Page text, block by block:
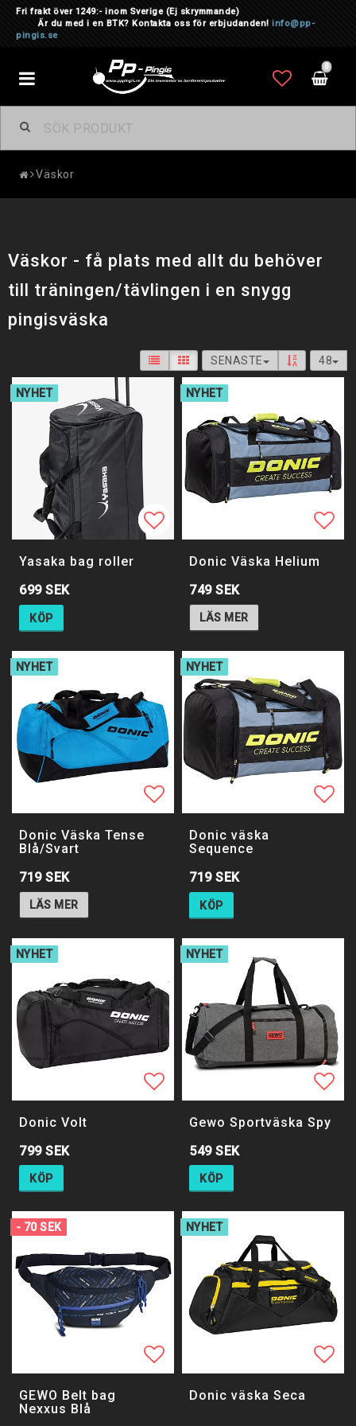
Fri frakt över 1249:- inom Sverige (Ej skrymmande)
Är du med i en BTK? Kontakta oss för erbjudanden! info@pp-
pingis.se
0
Toggle
navigation
Väskor
Väskor - få plats med allt du behöver
till träningen/tävlingen i en snygg
pingisväska
SENASTE 48
NYHET
Lägg till i favoritlistan
Lägg till i favoritlistan
Yasaka bag roller
699 SEK
KÖP
NYHET
Donic Väska Helium
749 SEK
LÄS MER
NYHET
Lägg till i favoritlistan
Donic Väska Tense
Blå/Svart
719 SEK
LÄS MER
NYHET
Donic väska
Sequence
719 SEK
KÖP
NYHET
Lägg till i favoritlistan
Donic Volt
799 SEK
KÖP
NYHET
Gewo Sportväska Spy
549 SEK
KÖP
- 70 SEK
Lägg till i favoritlistan
GEWO Belt bag
Nexxus Blå
NYHET
Donic väska Seca